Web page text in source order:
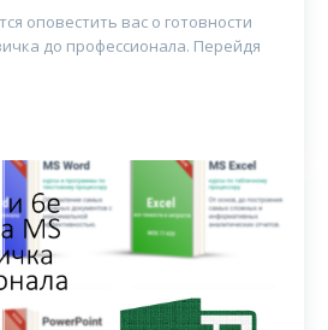
оповестить вас о готовности
до профессионала. Перейдя